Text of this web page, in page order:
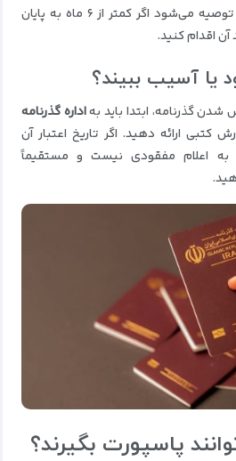
مدارک ذکرشده اقدام شود. توصیه می‌شود اگر کمتر از ۶ ماه به پایان
آن اقدام کنید.
یا آسیب ببیند؟
گذرنامه، ابتدا باید بهاداره گذرنامه
کتبی ارائه دهید. اگر تاریخ اعتبار آن
به اعلام مفقودی نیست و مستقیماً
پاسپورت بگیرند؟